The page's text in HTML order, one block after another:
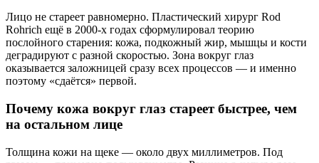
Лицо не стареет равномерно. Пластический хирург Rod
Rohrich ещё в 2000-х годах сформулировал теорию
послойного старения: кожа, подкожный жир, мышцы и кости
деградируют с разной скоростью. Зона вокруг глаз
оказывается заложницей сразу всех процессов — и именно
поэтому «сдаётся» первой.
Почему кожа вокруг глаз стареет быстрее, чем
на остальном лице
Толщина кожи на щеке — около двух миллиметров. Под